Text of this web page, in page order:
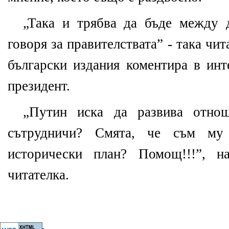
„Така и трябва да бъде между
говоря за правителствата” - така
български издания коментира в
президент.
„Путин иска да развива
сътрудничи? Смята, че съм
исторически план? Помощ!!!”,
читателка.